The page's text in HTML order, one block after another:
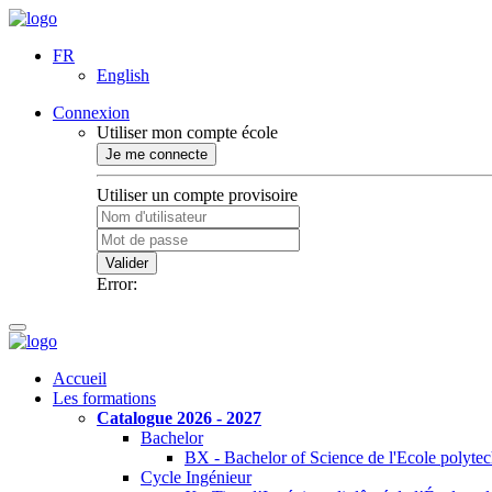
FR
English
Connexion
Utiliser mon compte école
Je me connecte
Utiliser un compte provisoire
Valider
Error:
Accueil
Les formations
Catalogue 2026 - 2027
Bachelor
BX - Bachelor of Science de l'Ecole
Cycle Ingénieur